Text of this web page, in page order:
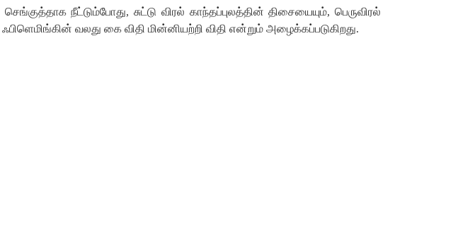
செங்குத்தாக நீட்டும்போது,சுட்டு விரல் காந்தப்புலத்தின் திசையையும்,பெருவிரல்
ஃபிளெமிங்கின் வலது கை விதி மின்னியற்றி விதி என்றும் அழைக்கப்படுகிறது.